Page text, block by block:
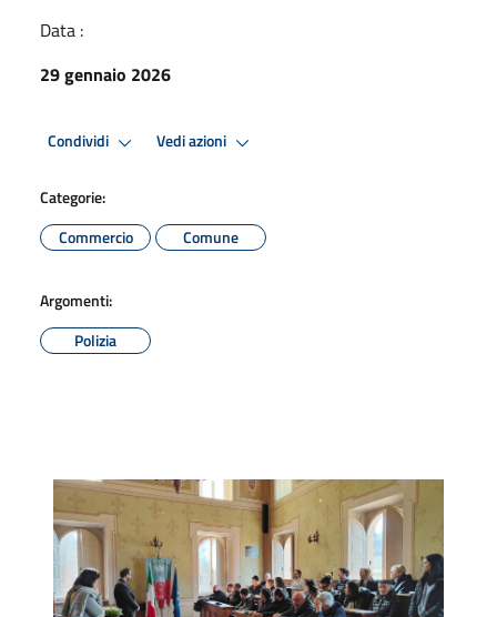
Data :
29 gennaio 2026
Condividi Vedi azioni
Categorie:
Commercio
Comune
Argomenti:
Polizia